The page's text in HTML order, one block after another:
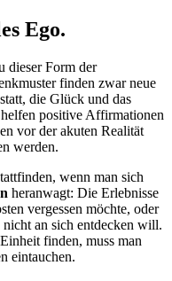
Ego.
dieser Form der
finden zwar neue
die Glück und das
positive Affirmationen
vor der akuten Realität
werden.
wenn man sich
heranwagt: Die Erlebnisse
vergessen möchte, oder
an sich entdecken will.
finden, muss man
eintauchen.